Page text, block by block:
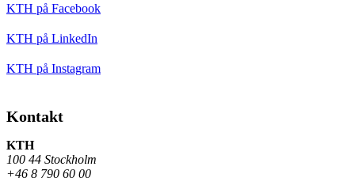
KTH på Facebook
KTH på LinkedIn
KTH på Instagram
Kontakt
KTH
100 44 Stockholm
+46 8 790 60 00